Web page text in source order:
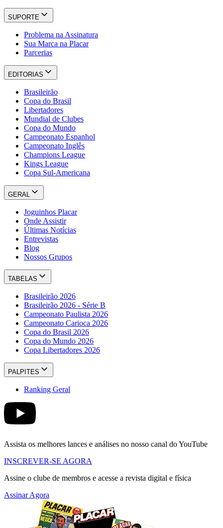
SUPORTE
Problema na Assinatura
Sua Marca na Placar
Parcerias
EDITORIAS
Brasileirão
Copa do Brasil
Libertadores
Mundial de Clubes
Copa do Mundo
Campeonato Espanhol
Campeonato Inglês
Champions League
Kings League
Copa Sul-Americana
GERAL
Joguinhos Placar
Onde Assistir
Últimas Notícias
Entrevistas
Blog
Nossos Grupos
TABELAS
Brasileirão 2026
Brasileirão 2026 - Série B
Campeonato Paulista 2026
Campeonato Carioca 2026
Copa do Brasil 2026
Copa do Mundo 2026
Copa Libertadores 2026
PALPITES
Ranking Geral
Assista os melhores lances e análises no nosso canal do YouTube
INSCREVER-SE AGORA
Assine o clube de membros e acesse a revista digital e física
Assinar Agora